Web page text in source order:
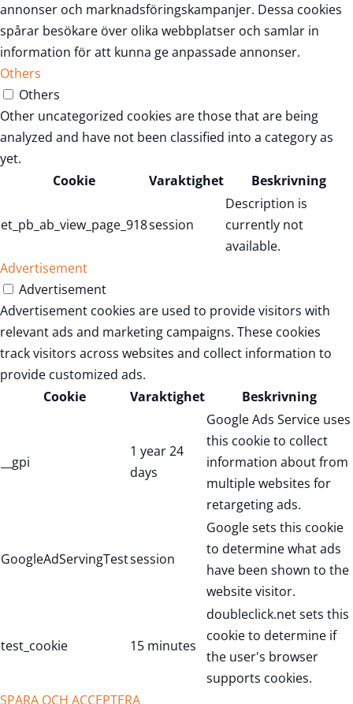
annonser och marknadsföringskampanjer. Dessa cookies
spårar besökare över olika webbplatser och samlar in
information för att kunna ge anpassade annonser.
Others
Others
Other uncategorized cookies are those that are being
analyzed and have not been classified into a category as
yet.
Cookie
Varaktighet Beskrivning
et_pb_ab_view_page_918session
Description is
currently not
available.
Advertisement
Advertisement
Advertisement cookies are used to provide visitors with
relevant ads and marketing campaigns. These cookies
track visitors across websites and collect information to
provide customized ads.
Cookie
Varaktighet Beskrivning
__gpi
1 year 24
days
Google Ads Service uses
this cookie to collect
information about from
multiple websites for
retargeting ads.
GoogleAdServingTestsession
Google sets this cookie
to determine what ads
have been shown to the
website visitor.
test_cookie 15 minutes
doubleclick.net sets this
cookie to determine if
the user's browser
supports cookies.
SPARA OCH ACCEPTERA